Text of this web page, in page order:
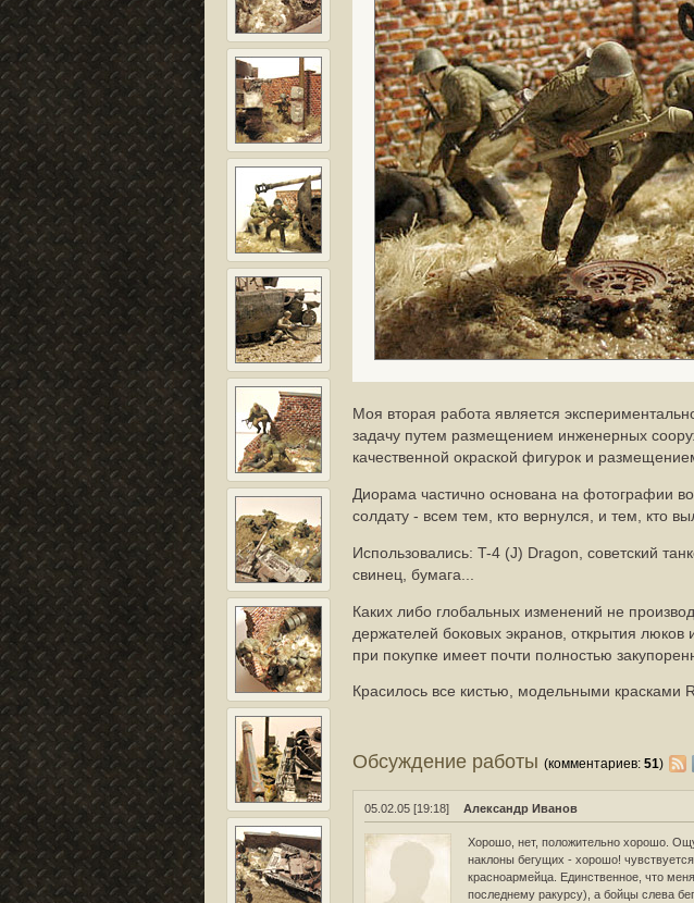
Моя вторая работа является
задачу путем размещением инженерных
качественной окраской фигурок и
Диорама частично основана на фотографии
солдату - всем тем, кто вернулся, и тем, кто
Использовались: T-4 (J) Dragon, советский
свинец, бумага...
Каких либо глобальных изменений не
держателей боковых экранов, открытия люков
при покупке имеет почти полностью
Красилось все кистью, модельными красками
Обсуждение работы(комментариев:51)
05.02.05 [19:18] Александр Иванов
Хорошо, нет, положительно хорошо.
наклоны бегущих - хорошо!
красноармейца. Единственное, что
последнему ракурсу), а бойцы слева